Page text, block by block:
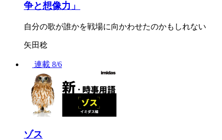
争と想像力」
自分の歌が誰かを戦場に向かわせたのかもしれない
矢田稔
連載 8/6
ゾス